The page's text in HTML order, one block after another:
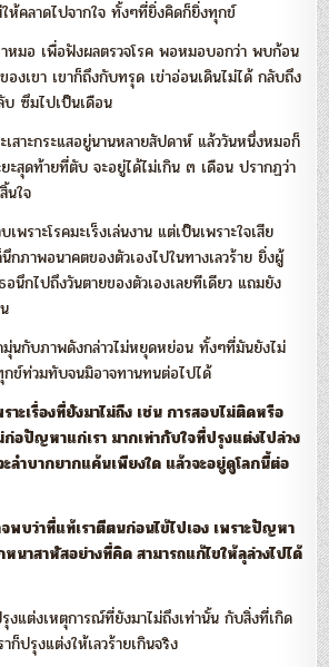
ให้คลาดไปจากใจ ทั้งๆที่ยิ่งคิดก็ยิ่งทุกข์
หมอ เพื่อฟังผลตรวจโรค พอหมอบอกว่า พบก้อน
องเขา เขาก็ถึงกับทรุด เข่าอ่อนเดินไม่ได้ กลับถึง
ซึมไปเป็นเดือน
สาะกระแสอยู่นานหลายสัปดาห์ แล้ววันหนึ่งหมอก็
ยะสุดท้ายที่ตับ จะอยู่ได้ไม่เกิน ๓ เดือน ปรากฏว่า
นใจ
ราะโรคมะเร็งเล่นงาน แต่เป็นเพราะใจเสีย
กภาพอนาคตของตัวเองไปในทางเลวร้าย ยิ่งผู้
นึกไปถึงวันตายของตัวเองเลยทีเดียว แถมยัง
นกับภาพดังกล่าวไม่หยุดหย่อน ทั้งๆที่มันยังไม่
ข์ท่วมทับจนมิอาจทานทนต่อไปได้
าะเรื่องที่ยังมาไม่ถึง เช่น การสอบไม่ติดหรือ
ก่อปัญหาแก่เรา มากเท่ากับใจที่ปรุงแต่งไปล่วง
ลำบากยากแค้นเพียงใด แล้วจะอยู่ดูโลกนี้ต่อ
พบว่าที่แท้เราตีตนก่อนไข้ไปเอง เพราะปัญหา
หนาสาหัสอย่างที่คิดสามารถแก้ไขให้ลุล่วงไปได้
รุงแต่งเหตุการณ์ที่ยังมาไม่ถึงเท่านั้น กับสิ่งที่เกิด
ก็ปรุงแต่งให้เลวร้ายเกินจริง